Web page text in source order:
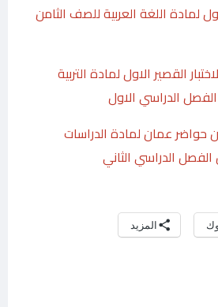
لمادة اللغة العربية للصف الثامن
القصير الاول لمادة التربية
الدراسي الاول
عمان لمادة الدراسات
الدراسي الثاني
المزيد